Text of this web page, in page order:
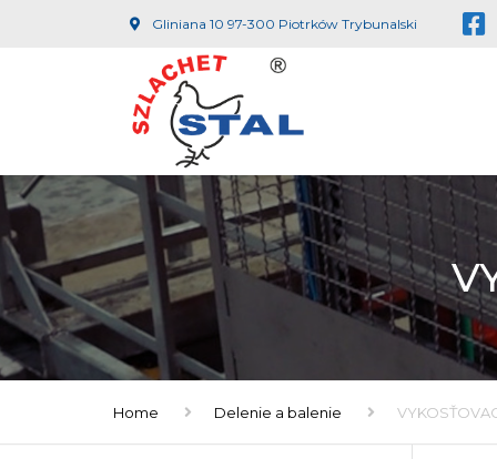
Gliniana 10 97-300 Piotrków Trybunalski
Home Delenie a balenie